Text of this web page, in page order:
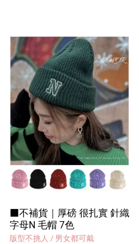
■不補貨｜厚磅 很扎實 針織
字母N 毛帽 7色
版型不挑人 / 男女都可戴